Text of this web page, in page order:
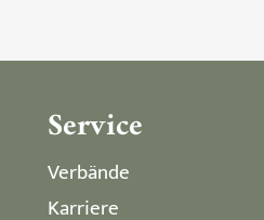
Service
Verbände
Karriere